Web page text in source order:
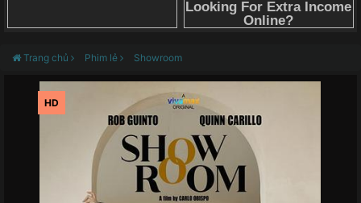
Trang chủ Phim lẻ Showroom
HD